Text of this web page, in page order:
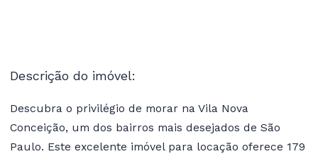
Descrição do imóvel:
Descubra o privilégio de morar na Vila Nova
Conceição, um dos bairros mais desejados de São
Paulo. Este excelente imóvel para locação oferece 179